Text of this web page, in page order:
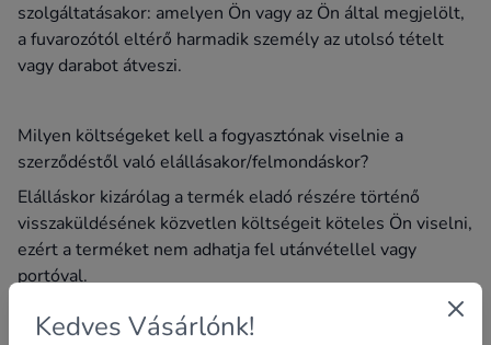
szolgáltatásakor: amelyen Ön vagy az Ön által megjelölt,
a fuvarozótól eltérő harmadik személy az utolsó tételt
vagy darabot átveszi.
Milyen költségeket kell a fogyasztónak viselnie a
szerződéstől való elállásakor/felmondáskor?
Elálláskor kizárólag a termék eladó részére történő
visszaküldésének közvetlen költségeit köteles Ön viselni,
ezért a terméket nem adhatja fel utánvétellel vagy
portóval.
Kedves Vásárlónk!